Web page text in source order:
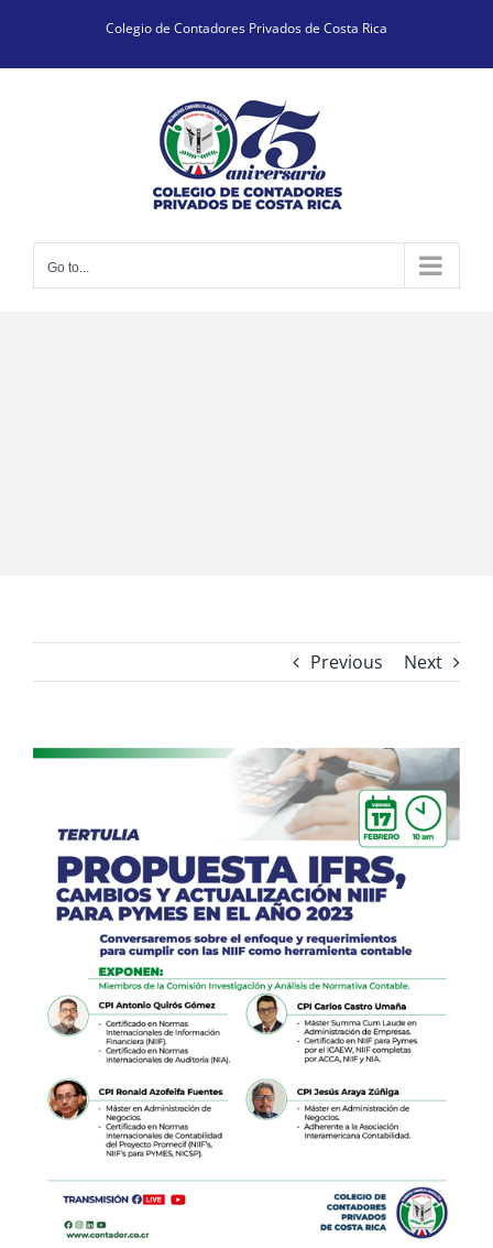
content
Colegio de Contadores Privados de Costa Rica
Go to...
Previous Next
View
Image